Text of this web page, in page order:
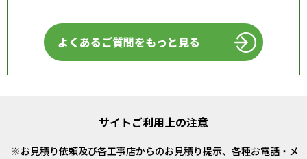
よくあるご質問をもっと見る
サイトご利用上の注意
お見積り依頼及び各工事店からのお見積り提示、各種お電話・メ